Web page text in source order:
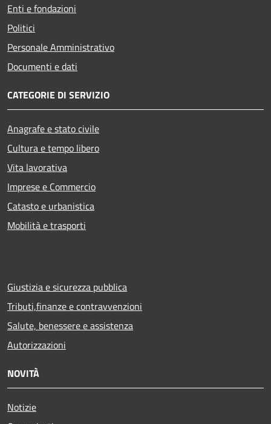
Enti e fondazioni
Politici
Personale Amministrativo
Documenti e dati
CATEGORIE DI SERVIZIO
Anagrafe e stato civile
Cultura e tempo libero
Vita lavorativa
Imprese e Commercio
Catasto e urbanistica
Mobilità e trasporti
Giustizia e sicurezza pubblica
Tributi,finanze e contravvenzioni
Salute, benessere e assistenza
Autorizzazioni
NOVITÀ
Notizie